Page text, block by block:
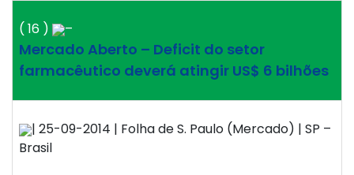
( 16 ) –
Mercado Aberto – Deficit do setor
farmacêutico deverá atingir US$ 6 bilhões
| 25-09-2014 | Folha de S. Paulo (Mercado) | SP –
Brasil